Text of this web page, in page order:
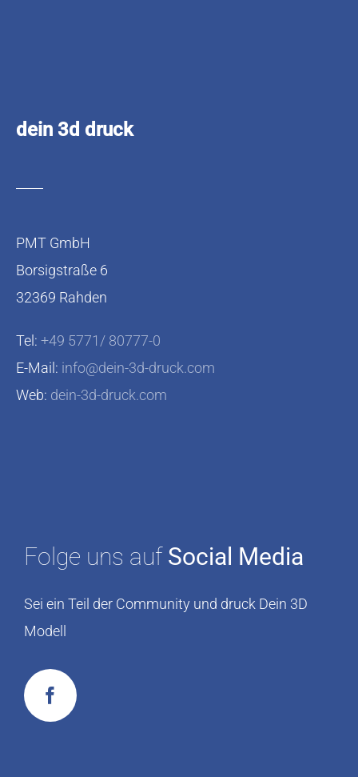
dein 3d druck
PMT GmbH
Borsigstraße 6
32369 Rahden
Tel: +49 5771/ 80777-0
E-Mail: info@dein-3d-druck.com
Web: dein-3d-druck.com
Folge uns auf Social Media
Sei ein Teil der Community und druck Dein 3D
Modell